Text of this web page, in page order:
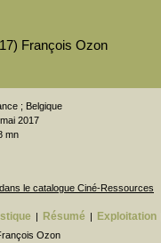
François Ozon
; Belgique
2017
mn
le catalogue Ciné-Ressources
| Résumé | Exploitation
Ozon